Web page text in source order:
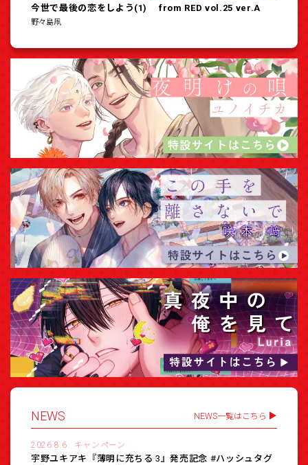
今世で最後の恋をしよう(1)
野々島凧
from RED vol.25 ver.A
NEWS NEWS一覧はこちら
2026.8.6 キャンペーン
宇野ユキアキ『薄明に充ちる 3』発売記念 #ハッシュタグ